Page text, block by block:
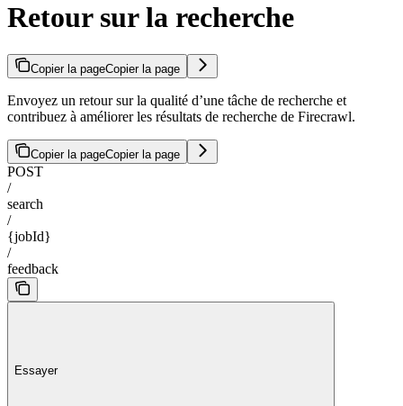
Retour sur la recherche
Copier la pageCopier la page
Envoyez un retour sur la qualité d’une tâche de recherche et
contribuez à améliorer les résultats de recherche de Firecrawl.
Copier la pageCopier la page
POST
/
search
/
{jobId}
/
feedback
Essayer